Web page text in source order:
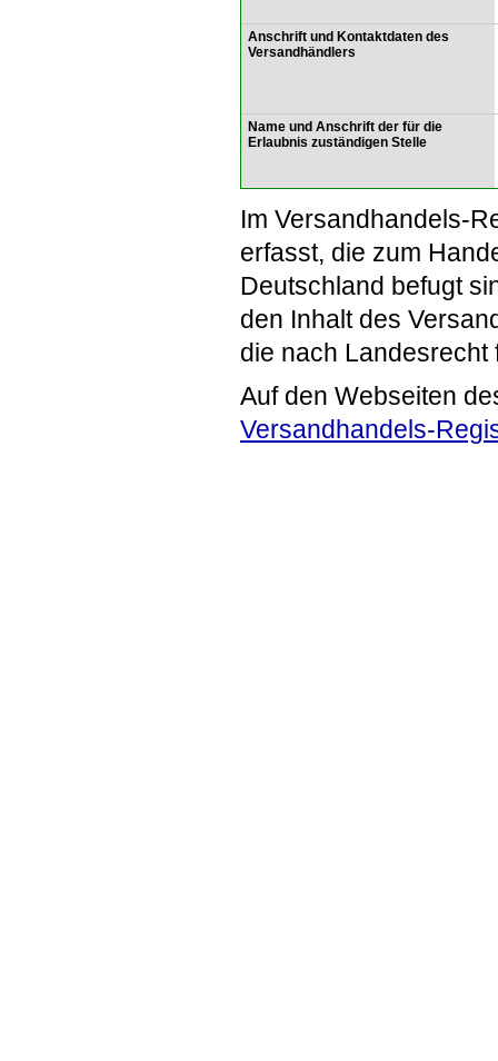
Anschrift und Kontaktdaten des
Versandhändlers
Name und Anschrift der für die
Erlaubnis zuständigen Stelle
Im Versandhandels-
erfasst, die zum
Deutschland befugt
den Inhalt des
die nach Landesrecht
Auf den Webseiten
Versandhandels-